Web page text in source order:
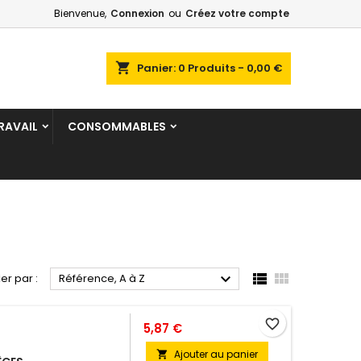
Bienvenue, Connexion ou Créez votre compte
shopping_cart Panier: 0 Produits - 0,00 €
CONSOMMABLES
par : Référence, A à Z   
5,87 €
 Ajouter au panier
favorite_border